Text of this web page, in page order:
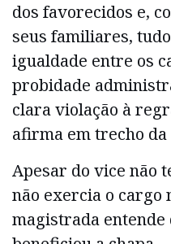
dos favorecidos e,
seus familiares,
igualdade entre os
probidade
clara violação à
afirma em trecho da
Apesar do vice não
não exercia o cargo
magistrada entende